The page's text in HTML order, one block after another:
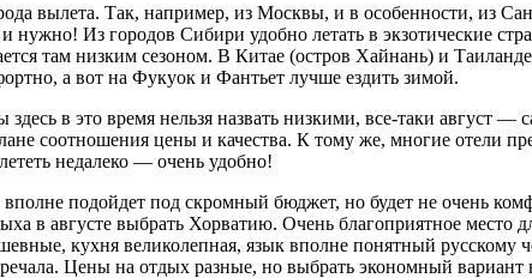
вылета. Так, например, из Москвы, и в особенности, из
Из городов Сибири удобно летать в экзотические
там низким сезоном. В Китае (остров Хайнань) и
а вот на Фукуок и Фантьет лучше ездить зимой.
в это время нельзя назвать низкими, все-таки август
соотношения цены и качества. К тому же, многие отели
недалеко — очень удобно!
подойдет под скромный бюджет, но будет не очень
в августе выбрать Хорватию. Очень благоприятное место
кухня великолепная, язык вполне понятный русскому
Цены на отдых разные, но выбрать экономный